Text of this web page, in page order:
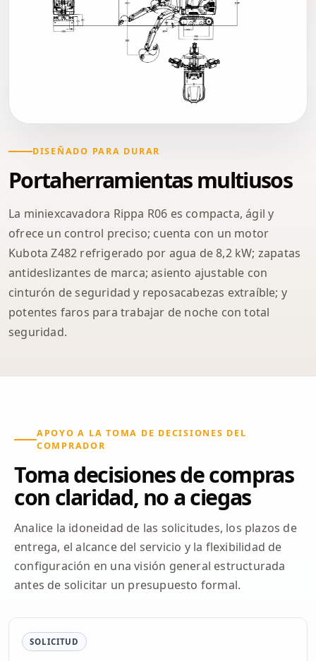
DISEÑADO PARA DURAR
Portaherramientas multiusos
La miniexcavadora Rippa R06 es compacta, ágil y
ofrece un control preciso; cuenta con un motor
Kubota Z482 refrigerado por agua de 8,2 kW; zapatas
antideslizantes de marca; asiento ajustable con
cinturón de seguridad y reposacabezas extraíble; y
potentes faros para trabajar de noche con total
seguridad.
APOYO A LA TOMA DE DECISIONES DEL
COMPRADOR
Toma decisiones de compras
con claridad, no a ciegas
Analice la idoneidad de las solicitudes, los plazos de
entrega, el alcance del servicio y la flexibilidad de
configuración en una visión general estructurada
antes de solicitar un presupuesto formal.
SOLICITUD